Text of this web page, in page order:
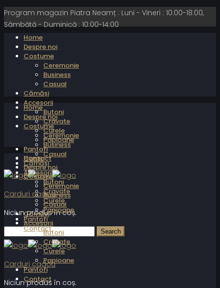
Program magazin Piatra Neamț : Luni - Vineri : 10:00-18:00,
Sâmbătă - Duminică : 10:00-14:00
Home
Despre noi
Costume
Ceremonie
Business
Casual
Cămăși
Accesorii
Butoni
Cravate
Curele
Papioane
Pantofi
Contact
Carduri cadou
Niciun produs în coș.
Home
Despre noi
Costume
Ceremonie
Business
Casual
Cămăși
Accesorii
Butoni
Cravate
Curele
Papioane
Pantofi
Contact
Carduri cadou
Niciun produs în coș.
Home
Despre noi
Costume
Ceremonie
Business
Casual
Cămăși
Accesorii
Butoni
Cravate
Curele
Papioane
Pantofi
Contact